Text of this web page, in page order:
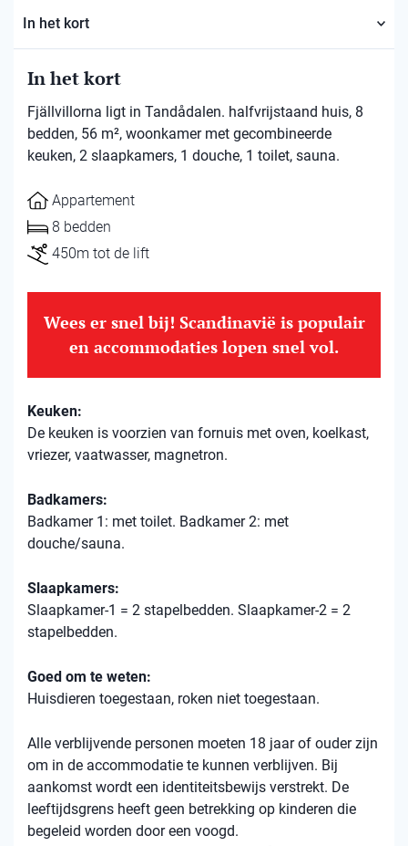
In het kort
In het kort
Fjällvillorna ligt in Tandådalen. halfvrijstaand huis, 8
bedden, 56 m², woonkamer met gecombineerde
keuken, 2 slaapkamers, 1 douche, 1 toilet, sauna.
Appartement
8 bedden
450m tot de lift
Wees er snel bij! Scandinavië is populair
en accommodaties lopen snel vol.
Keuken:
De keuken is voorzien van fornuis met oven, koelkast,
vriezer, vaatwasser, magnetron.
Badkamers:
Badkamer 1: met toilet. Badkamer 2: met
douche/sauna.
Slaapkamers:
Slaapkamer-1 = 2 stapelbedden. Slaapkamer-2 = 2
stapelbedden.
Goed om te weten:
Huisdieren toegestaan, roken niet toegestaan.
Alle verblijvende personen moeten 18 jaar of ouder zijn
om in de accommodatie te kunnen verblijven. Bij
aankomst wordt een identiteitsbewijs verstrekt. De
leeftijdsgrens heeft geen betrekking op kinderen die
begeleid worden door een voogd.